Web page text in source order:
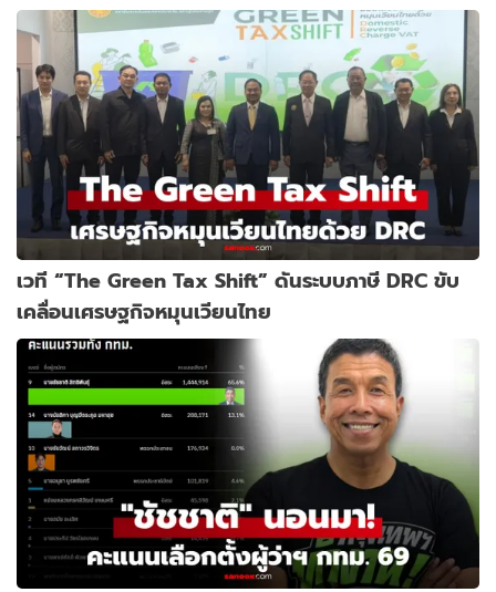
เวที “The Green Tax Shift” ดันระบบภาษี DRC ขับ
เคลื่อนเศรษฐกิจหมุนเวียนไทย